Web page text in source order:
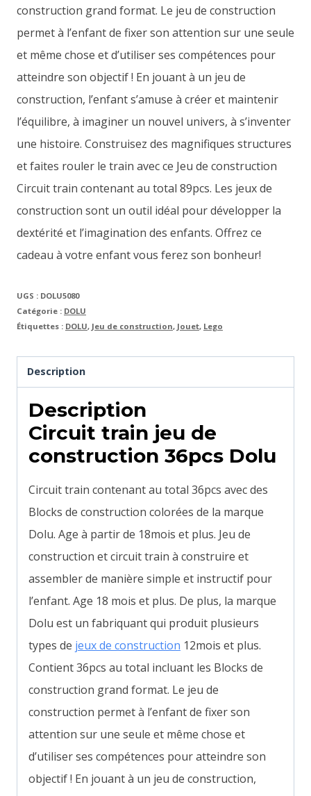
construction grand format. Le jeu de construction
permet à l’enfant de fixer son attention sur une seule
et même chose et d’utiliser ses compétences pour
atteindre son objectif ! En jouant à un jeu de
construction, l’enfant s’amuse à créer et maintenir
l’équilibre, à imaginer un nouvel univers, à s’inventer
une histoire. Construisez des magnifiques structures
et faites rouler le train avec ce Jeu de construction
Circuit train contenant au total 89pcs. Les jeux de
construction sont un outil idéal pour développer la
dextérité et l’imagination des enfants. Offrez ce
cadeau à votre enfant vous ferez son bonheur!
UGS : DOLU5080
Catégorie : DOLU
Étiquettes : DOLU, Jeu de construction, Jouet, Lego
Description
Description
Circuit train jeu de
construction 36pcs Dolu
Circuit train contenant au total 36pcs avec des
Blocks de construction colorées de la marque
Dolu. Age à partir de 18mois et plus. Jeu de
construction et circuit train à construire et
assembler de manière simple et instructif pour
l’enfant. Age 18 mois et plus. De plus, la marque
Dolu est un fabriquant qui produit plusieurs
types de jeux de construction 12mois et plus.
Contient 36pcs au total incluant les Blocks de
construction grand format. Le jeu de
construction permet à l’enfant de fixer son
attention sur une seule et même chose et
d’utiliser ses compétences pour atteindre son
objectif ! En jouant à un jeu de construction,